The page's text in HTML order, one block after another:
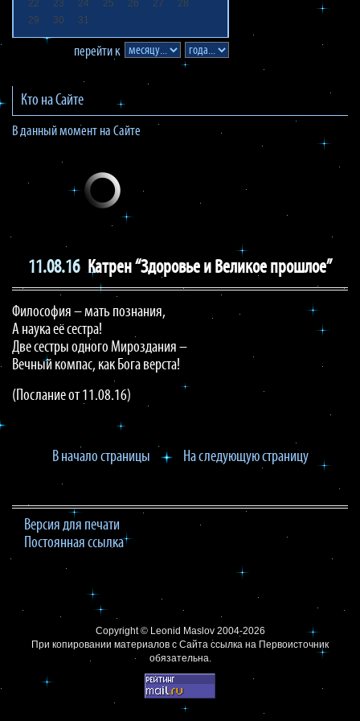
22
23 24 25 26 27
28
29
30 31
перейти к
Кто на Сайте
В данный момент на Сайте
11.08.16 Катрен “Здоровье и Великое прошлое”
Философия – мать познания,
А наука её сестра!
Две сестры одного Мироздания –
Вечный компас, как Бога верста!
(Послание от 11.08.16)
В начало страницы На следующую страницу
Версия для печати
Постоянная ссылка
Copyright © Leonid Maslov2004-2026
При копировании материалов с Сайта ссылка на Первоисточник
обязательна.